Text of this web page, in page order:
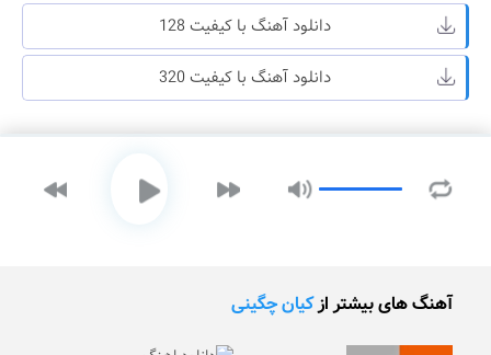
دانلود آهنگ با کیفیت 128
دانلود آهنگ با کیفیت 320
آهنگ های بیشتر ازکیان چگینی